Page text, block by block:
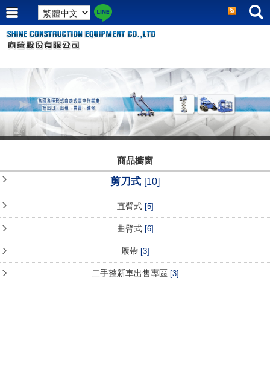
商品櫥窗
剪刀式 [10]
直臂式 [5]
曲臂式 [6]
履帶 [3]
二手整新車出售專區 [3]